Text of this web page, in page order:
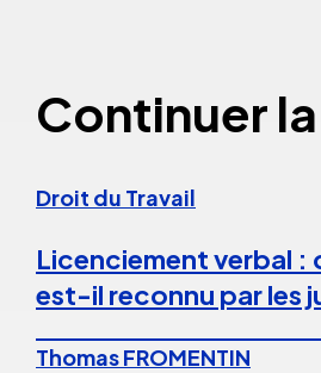
Continuer
Droit du Travail
Licenciement verbal :
est-il reconnu par les
Thomas FROMENTIN